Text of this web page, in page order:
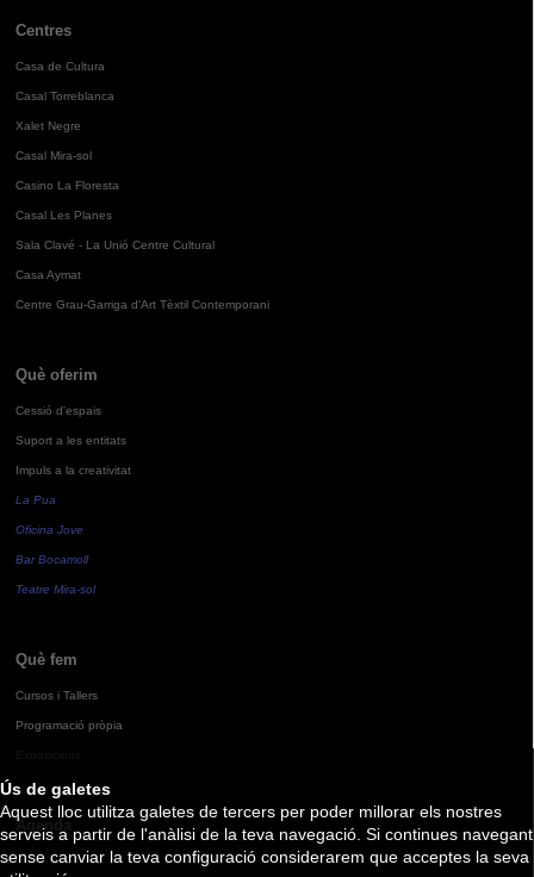
Ús de galetes
Aquest lloc utilitza galetes de tercers per poder millorar els nostres
serveis a partir de l'anàlisi de la teva navegació. Si continues navegant
sense canviar la teva configuració considerarem que acceptes la seva
Centres
Casa de Cultura
Casal Torreblanca
Xalet Negre
Casal Mira-sol
Casino La Floresta
Casal Les Planes
Sala Clavé - La Unió Centre Cultural
Casa Aymat
Centre Grau-Garriga d'Art Tèxtil Contemporani
Què oferim
Cessió d'espais
Suport a les entitats
Impuls a la creativitat
La Pua
Oficina Jove
Bar Bocamoll
Teatre Mira-sol
Què fem
Cursos i Tallers
Programació pròpia
Agenda